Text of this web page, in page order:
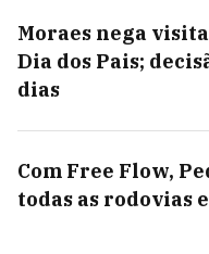
Moraes nega
Dia dos Pais;
dias
Com Free Flow,
todas as rodovias